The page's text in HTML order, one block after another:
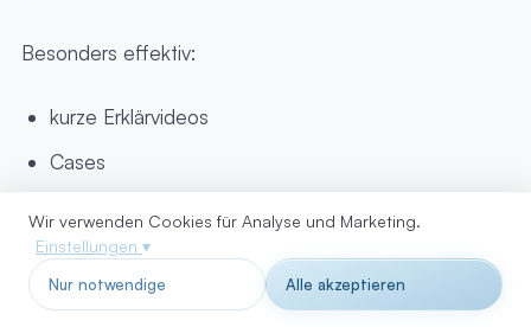
Besonders effektiv:
kurze Erklärvideos
Cases
Regelmäßig testen
Wir verwenden Cookies für Analyse und Marketing.
Einstellungen ▾
Nur notwendige Alle akzeptieren